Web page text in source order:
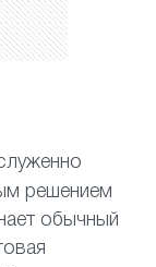
решением
обычный